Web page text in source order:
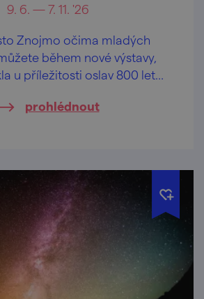
9. 6. — 7. 11. '26
Znojmo očima mladých
během nové výstavy,
u příležitosti oslav 800 let
prohlédnout